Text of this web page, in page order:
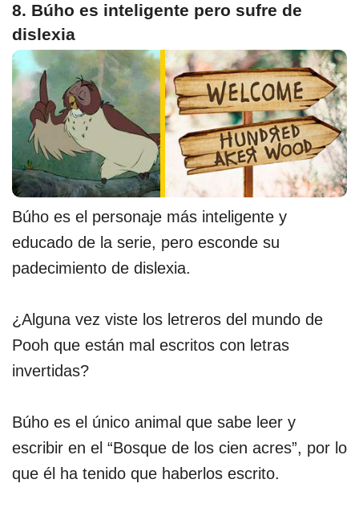
8. Búho es inteligente pero sufre de
dislexia
Búho es el personaje más inteligente y
educado de la serie, pero esconde su
padecimiento de dislexia.
¿Alguna vez viste los letreros del mundo de
Pooh que están mal escritos con letras
invertidas?
Búho es el único animal que sabe leer y
escribir en el “Bosque de los cien acres”, por lo
que él ha tenido que haberlos escrito.